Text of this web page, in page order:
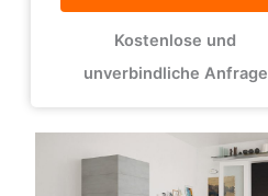
Kostenlose und
unverbindliche Anfrage